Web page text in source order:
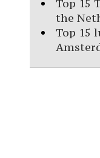
Top 15
the
Top 15